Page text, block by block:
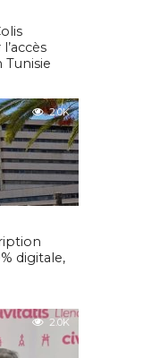
Tunisie
2.0K
digitale,
2.0K